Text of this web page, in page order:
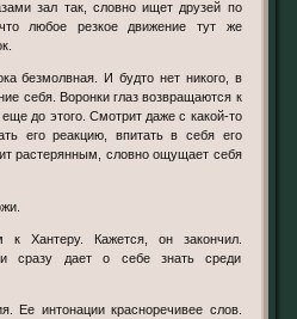
любое резкое движение тут же
себя. Воронки глаз возвращаются к
до этого. Смотрит даже с какой-то
его реакцию, впитать в себя его
растерянным, словно ощущает себя
сразу дает о себе знать среди